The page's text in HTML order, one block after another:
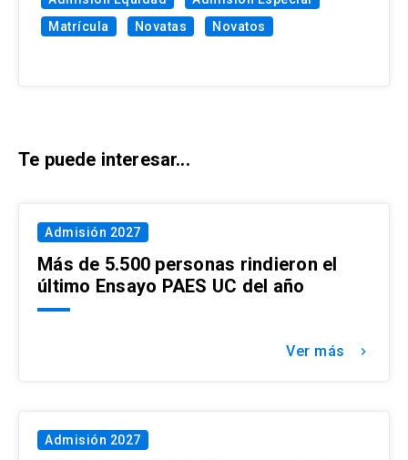
Matrícula
Novatas Novatos
Te puede interesar...
Admisión 2027
Más de 5.500 personas rindieron el
último Ensayo PAES UC del año
Ver más keyboard_arrow_right
Admisión 2027